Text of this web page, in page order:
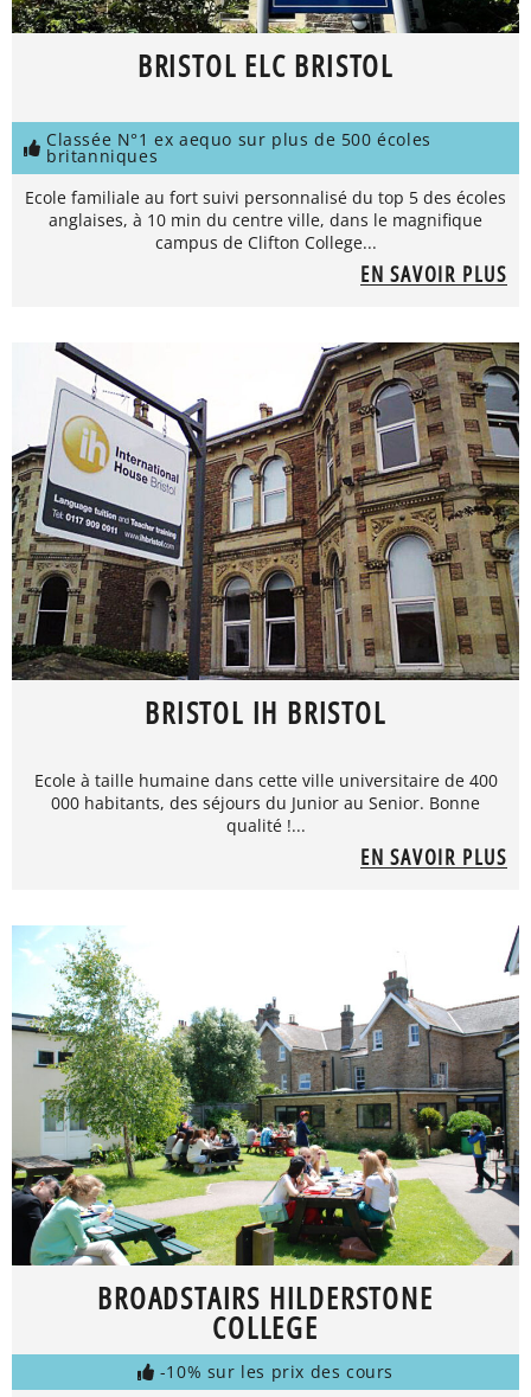
BRISTOL ELC BRISTOL
Classée N°1 ex aequo sur plus de 500 écoles
britanniques
Ecole familiale au fort suivi personnalisé du top 5 des écoles
anglaises, à 10 min du centre ville, dans le magnifique
campus de Clifton College...
EN SAVOIR PLUS
BRISTOL IH BRISTOL
Ecole à taille humaine dans cette ville universitaire de 400
000 habitants, des séjours du Junior au Senior. Bonne
qualité !...
EN SAVOIR PLUS
BROADSTAIRS HILDERSTONE
COLLEGE
-10% sur les prix des cours